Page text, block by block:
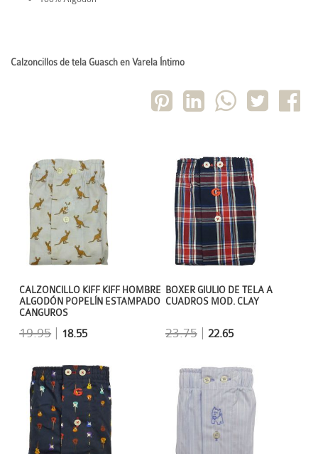
Calzoncillos de tela Guasch en Varela Íntimo
BOXER GIULIO DE TELA A
CUADROS MOD. CLAY
23.75| 22.65
CALZONCILLO KIFF KIFF HOMBRE
ALGODÓN POPELÍN ESTAMPADO
CANGUROS
19.95 18.55